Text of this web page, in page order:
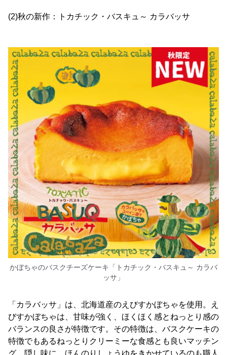
(2)秋の新作：トカチック・バスキュ～ カラバッサ
かぼちゃのバスクチーズケーキ「トカチック・バスキュ～ カラバ
ッサ」
「カラバッサ」は、北海道産のえびすかぼちゃを使用。え
びすかぼちゃは、甘味が強く、ほくほく感とねっとり感の
バランスの良さが特徴です。その特徴は、バスクケーキの
特徴でもあるねっとりクリーミーな食感とも良いマッチン
グ。隠し味に、ほんのりしょうゆをきかせているのも職人